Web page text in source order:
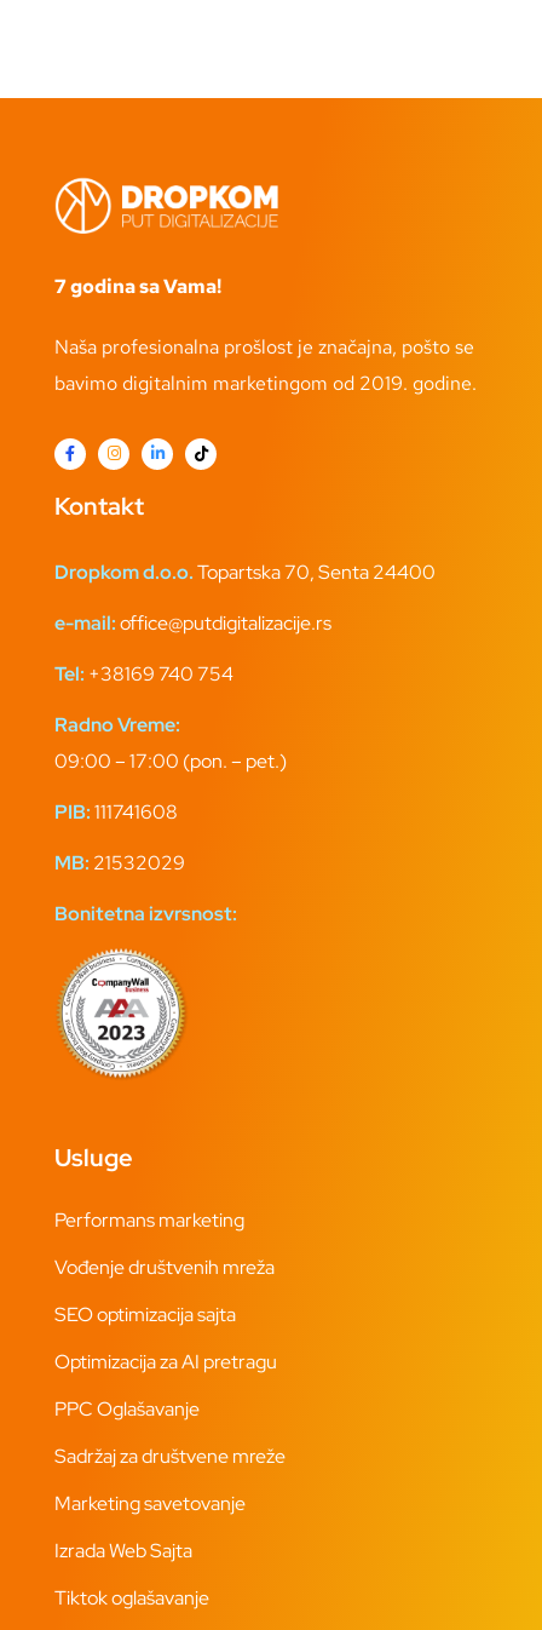
7 godina sa Vama!
Naša profesionalna prošlost je značajna, pošto se
bavimo digitalnim marketingom od 2019. godine.
Kontakt
Dropkom d.o.o.Topartska 70, Senta 24400
e-mail:office@putdigitalizacije.rs
Tel: +38169 740 754
Radno Vreme:
09:00 – 17:00 (pon. – pet.)
PIB:111741608
MB: 21532029
Bonitetna izvrsnost:
Usluge
Performans marketing
Vođenje društvenih mreža
SEO optimizacija sajta
Optimizacija za AI pretragu
PPC Oglašavanje
Sadržaj za društvene mreže
Marketing savetovanje
Izrada Web Sajta
Tiktok oglašavanje